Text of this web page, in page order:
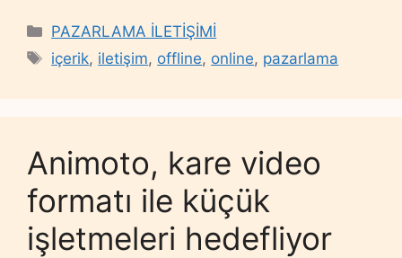
Categories
PAZARLAMA İLETİŞİMİ
Tags
içerik, iletişim, offline, online, pazarlama
Animoto, kare video
formatı ile küçük
işletmeleri hedefliyor